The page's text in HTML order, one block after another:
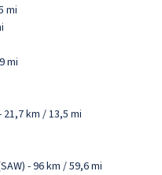
mi
mi
km / 13,5 mi
- 96 km / 59,6 mi